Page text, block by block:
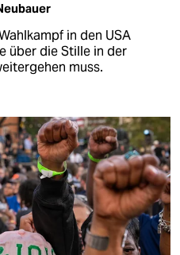
in den USA
über die Stille in der
muss.